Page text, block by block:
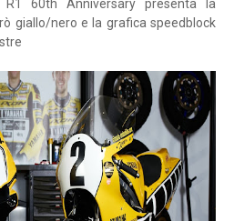
R1 60th Anniversary presenta la
giallo/nero e la grafica speedblock